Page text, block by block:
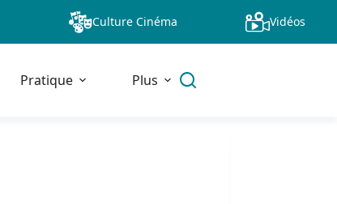
Culture Cinéma Vidéos
Pratique Plus